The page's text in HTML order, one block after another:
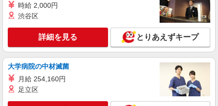
時給1,350円＋交通費支給 ◆22時〜翌5時は時
給1,688円 ◆高校生は時給1,225円 ※研修中も給与
神奈川県横浜市戸塚区平戸町451
キープ 詳細を見る
アルバイト パート
COCO’S 戸塚名瀬店
ココスのホール（カスタマー）スタッフ
時給1300円 ※22:00〜翌5:00：時給1625円 ※
時給 2,000円
渋谷区
詳細を見る とりあえずキープ
大学病院の中材滅菌
月給 254,160円
足立区